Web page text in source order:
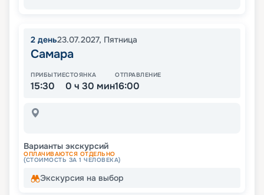
2 день23.07.2027, Пятница
Самара
ПРИБЫТИЕ
15:30
СТОЯНКА
0 ч 30 мин
ОТПРАВЛЕНИЕ
16:00
Варианты экскурсий
ОПЛАЧИВАЮТСЯ ОТДЕЛЬНО
(СТОИМОСТЬ ЗА 1 ЧЕЛОВЕКА)
Экскурсия на выбор